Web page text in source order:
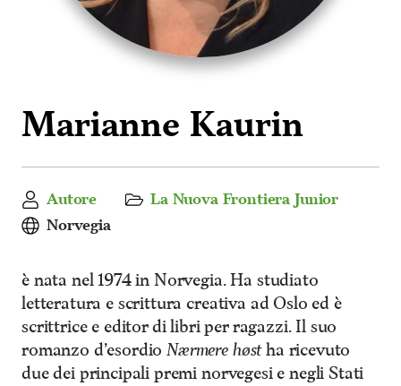
Marianne Kaurin
Autore
La Nuova Frontiera Junior
Norvegia
è nata nel 1974 in Norvegia. Ha studiato
letteratura e scrittura creativa ad Oslo ed è
scrittrice e editor di libri per ragazzi. Il suo
romanzo d’esordioNærmere høstha ricevuto
due dei principali premi norvegesi e negli Stati